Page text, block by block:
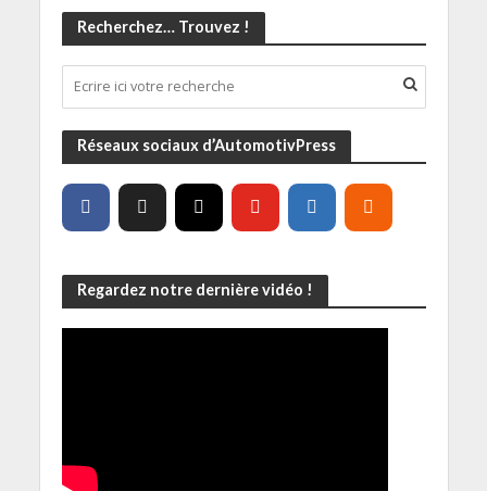
Recherchez… Trouvez !
Réseaux sociaux d’AutomotivPress
Regardez notre dernière vidéo !